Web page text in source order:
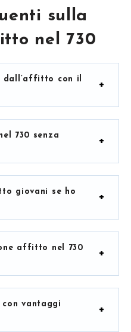
sulla
nel 730
dall’affitto con il
730 senza
giovani se ho
affitto nel 730
vantaggi